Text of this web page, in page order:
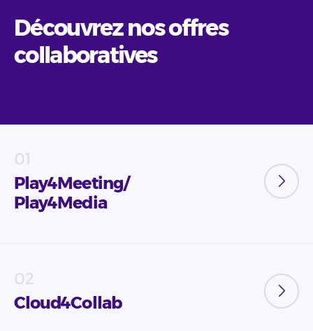
Découvrez nos offres
collaboratives
Play4Meeting/
Play4Media
Cloud4Collab